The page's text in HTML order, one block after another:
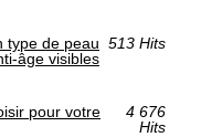
type de peau
visibles
513 Hits
pour votre
4 676
Hits